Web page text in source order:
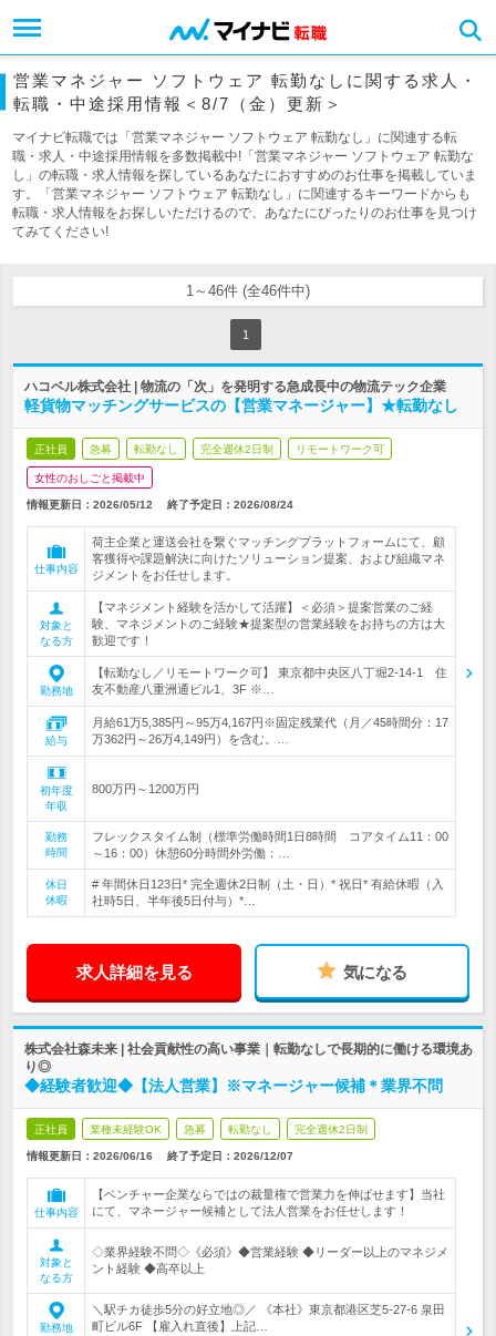
営業マネジャー ソフトウェア 転勤なしに関する求人・
転職・中途採用情報＜8/7（金）更新＞
マイナビ転職では「営業マネジャー ソフトウェア 転勤なし」に関連する転
職・求人・中途採用情報を多数掲載中!「営業マネジャー ソフトウェア 転勤な
し」の転職・求人情報を探しているあなたにおすすめのお仕事を掲載していま
す。「営業マネジャー ソフトウェア 転勤なし」に関連するキーワードからも
転職・求人情報をお探しいただけるので、あなたにぴったりのお仕事を見つけ
てみてください!
1～46件 (全46件中)
1
ハコベル株式会社 | 物流の「次」を発明する急成長中の物流テック企業
軽貨物マッチングサービスの【営業マネージャー】★転勤なし
正社員 急募 転勤なし 完全週休2日制 リモートワーク可
女性のおしごと掲載中
情報更新日：2026/05/12 終了予定日： 2026/08/24
仕事内容
荷主企業と運送会社を繋ぐマッチングプラットフォームにて、顧
客獲得や課題解決に向けたソリューション提案、および組織マネ
ジメントをお任せします。
対象と
なる方
【マネジメント経験を活かして活躍】＜必須＞提案営業のご経
験、マネジメントのご経験★提案型の営業経験をお持ちの方は大
歓迎です！
勤務地
【転勤なし／リモートワーク可】 東京都中央区八丁堀2-14-1 住
友不動産八重洲通ビル1、3F ※…
給与
月給61万5,385円～95万4,167円※固定残業代（月／45時間分：17
万362円～26万4,149円）を含む。…
初年度
年収
800万円～1200万円
勤務
時間
フレックスタイム制（標準労働時間1日8時間 コアタイム11：00
～16：00）休憩60分時間外労働：…
休日
休暇
# 年間休日123日* 完全週休2日制（土・日）* 祝日* 有給休暇（入
社時5日、半年後5日付与）*…
求人詳細を見る 気になる
株式会社森未来 | 社会貢献性の高い事業｜転勤なしで長期的に働ける環境あ
り◎
◆経験者歓迎◆【法人営業】※マネージャー候補＊業界不問
正社員 業種未経験OK 急募 転勤なし 完全週休2日制
情報更新日：2026/06/16 終了予定日： 2026/12/07
仕事内容
【ベンチャー企業ならではの裁量権で営業力を伸ばせます】当社
にて、マネージャー候補として法人営業をお任せします！
対象と
なる方
◇業界経験不問◇《必須》◆営業経験 ◆リーダー以上のマネジメ
ント経験 ◆高卒以上
勤務地
＼駅チカ徒歩5分の好立地◎／ 《本社》東京都港区芝5-27-6 泉田
町ビル6F 【雇入れ直後】上記…